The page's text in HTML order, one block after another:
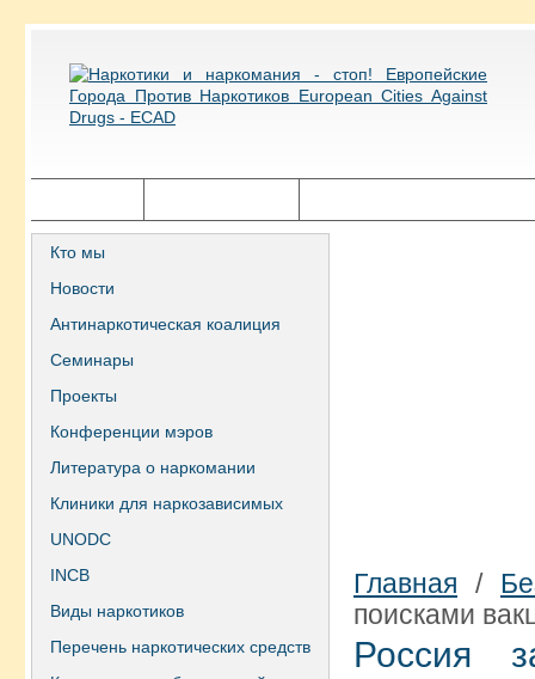
Кто мы
Новости
Антинаркотическая коалиция
Семинары
Проекты
Конференции мэров
Литература о наркомании
Клиники для наркозависимых
UNODC
INCB
Виды наркотиков
Перечень наркотических средств
Главная /
поисками
Россия